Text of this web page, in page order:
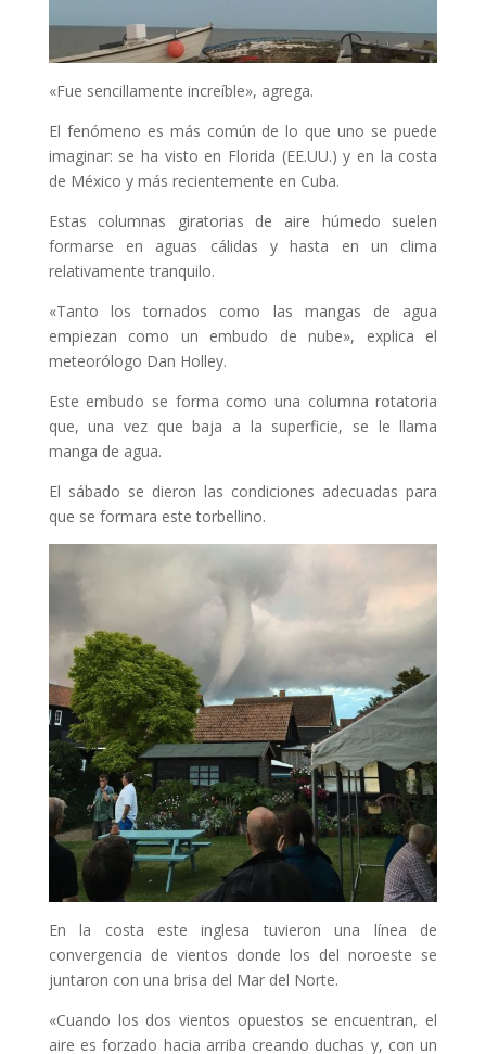
«Fue sencillamente increíble», agrega.
El fenómeno es más común de lo que uno se puede
imaginar: se ha visto en Florida (EE.UU.) y en la costa
de México y más recientemente en Cuba.
Estas columnas giratorias de aire húmedo suelen
formarse en aguas cálidas y hasta en un clima
relativamente tranquilo.
«Tanto los tornados como las mangas de agua
empiezan como un embudo de nube», explica el
meteorólogo Dan Holley.
Este embudo se forma como una columna rotatoria
que, una vez que baja a la superficie, se le llama
manga de agua.
El sábado se dieron las condiciones adecuadas para
que se formara este torbellino.
En la costa este inglesa tuvieron una línea de
convergencia de vientos donde los del noroeste se
juntaron con una brisa del Mar del Norte.
«Cuando los dos vientos opuestos se encuentran, el
aire es forzado hacia arriba creando duchas y, con un